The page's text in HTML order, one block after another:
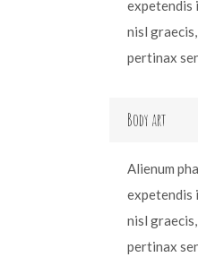
expetendis
nisl
pertinax
Body art
Alienum
expetendis
nisl
pertinax